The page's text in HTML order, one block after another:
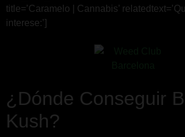
title=’Caramelo | Cannabis’
interese:’]
¿Dónde Conseguir
Kush?